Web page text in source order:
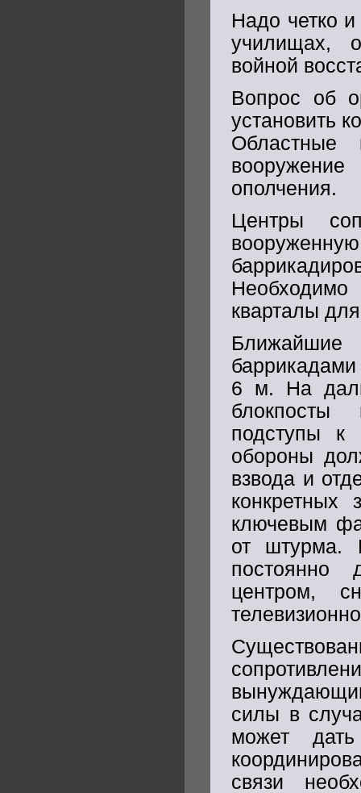
Надо четко
училищах,
войной
Вопрос об
установить
Областные
ополчения.
Центры
кварталы
6 м. На
блокпосты
подступы к
обороны
взвода и
конкретных
ключевым
от штурма.
постоянно
центром,
силы в
может
связи